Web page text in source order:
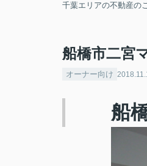
千葉エリアの不動産の
船橋市二宮
オーナー向け
船